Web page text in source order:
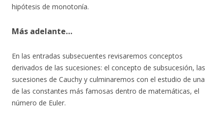
hipótesis de monotonía.
Más adelante…
En las entradas subsecuentes revisaremos conceptos
derivados de las sucesiones: el concepto de subsucesión, las
sucesiones de Cauchy y culminaremos con el estudio de una
de las constantes más famosas dentro de matemáticas, el
número de Euler.